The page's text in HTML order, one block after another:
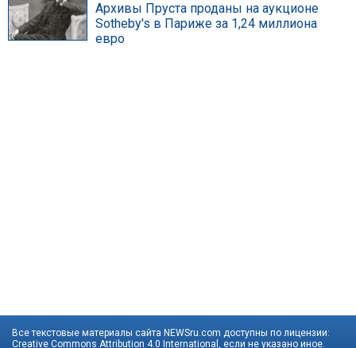
Архивы Пруста проданы на аукционе
Sotheby's в Париже за 1,24 миллиона
евро
Все текстовые материалы сайта NEWSru.com доступны по лицензии:
Creative Commons Attribution 4.0 International
, если не указано иное.